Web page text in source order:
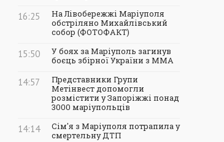
16:25
На Лівобережжі Маріуполя
обстріляно Михайлівський
собор (ФОТОФАКТ)
15:50
У боях за Маріуполь загинув
боєць збірної України з ММА
14:57
Представники Групи
Метінвест допомогли
розмістити у Запоріжжі понад
3000 маріупольців
14:14
Сім'я з Маріуполя потрапила у
смертельну ДТП